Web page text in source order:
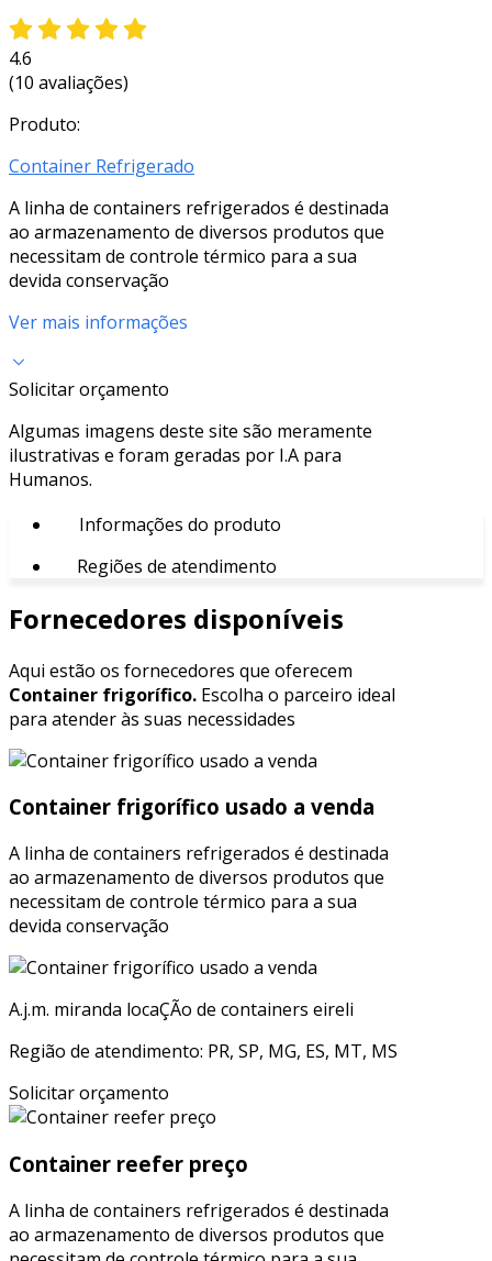
4.6
(10 avaliações)
Produto:
Container Refrigerado
A linha de containers refrigerados é destinada
ao armazenamento de diversos produtos que
necessitam de controle térmico para a sua
devida conservação
Ver mais informações
Solicitar orçamento
Algumas imagens deste site são meramente
ilustrativas e foram geradas por I.A para
Humanos.
Informações do produto
Regiões de atendimento
Fornecedores disponíveis
Aqui estão os fornecedores que oferecem
Container frigorífico. Escolha o parceiro ideal
para atender às suas necessidades
Container frigorífico usado a venda
A linha de containers refrigerados é destinada
ao armazenamento de diversos produtos que
necessitam de controle térmico para a sua
devida conservação
A.j.m. miranda locaÇÃo de containers eireli
Região de atendimento: PR, SP, MG, ES, MT, MS
Solicitar orçamento
Container reefer preço
A linha de containers refrigerados é destinada
ao armazenamento de diversos produtos que